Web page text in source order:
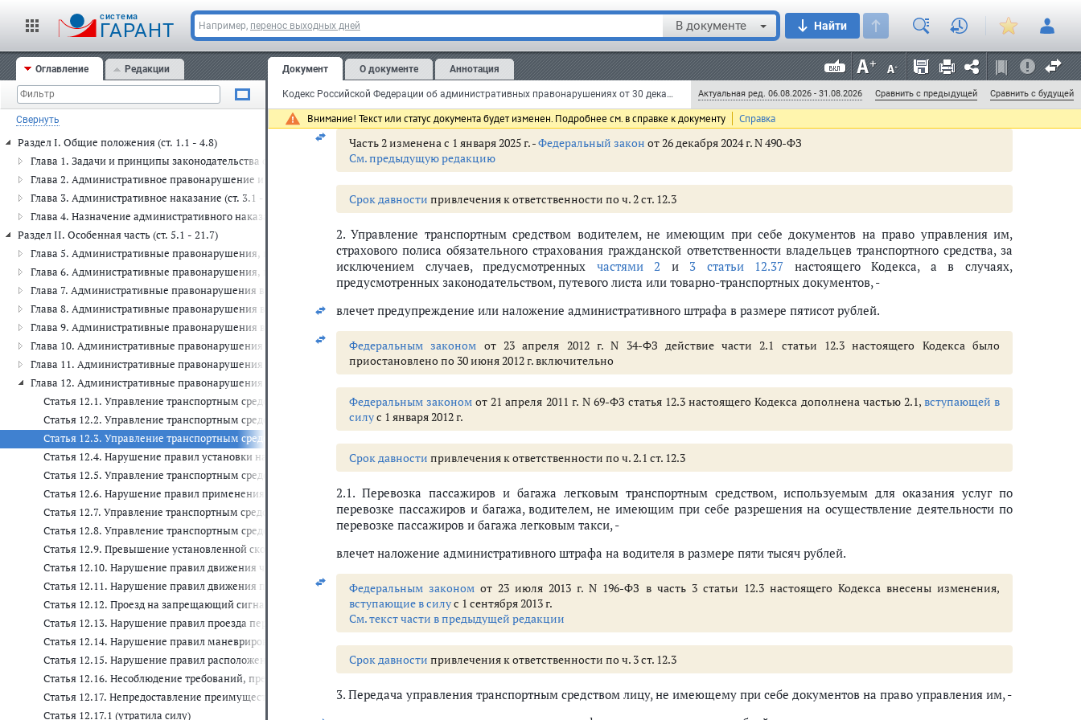
cистема
ГАРАНТ Например, перенос выходных дней В документе Найти
Оглавление Редакции
Свернуть
Раздел I. Общие положения (ст. 1.1 - 4.8)
Глава 1. Задачи и принципы законодательства об административных правонарушениях (ст. 1.1 - 1.8)
Глава 2. Административное правонарушение и административная ответственность (ст. 2.1 - 2.10)
Глава 3. Административное наказание (ст. 3.1 - 3.14)
Глава 4. Назначение административного наказания (ст. 4.1 - 4.8)
Раздел II. Особенная часть (ст. 5.1 - 21.7)
Глава 5. Административные правонарушения, посягающие на права граждан (ст. 5.1 - 5.69)
Глава 6. Административные правонарушения, посягающие на здоровье, санитарно-эпидемиологическое благополучие населения и общественную нравственность (ст. 6.1 - 6.36)
Глава 7. Административные правонарушения в области охраны собственности (ст. 7.1 - 7.35)
Глава 8. Административные правонарушения в области охраны окружающей среды, природопользования и обращения с животными (ст. 8.1 - 8.55)
Глава 9. Административные правонарушения в промышленности, строительстве и энергетике (ст. 9.1 - 9.24)
Глава 10. Административные правонарушения в сельском хозяйстве, ветеринарии и мелиорации земель (ст. 10.1 - 10.14)
Глава 11. Административные правонарушения на транспорте (ст. 11.1 - 11.33)
Глава 12. Административные правонарушения в области дорожного движения (ст. 12.1 - 12.37)
Статья 12.1. Управление транспортным средством, не зарегистрированным в установленном порядке
Статья 12.2. Управление транспортным средством с нарушением правил установки на нем государственных регистрационных знаков
Статья 12.3. Управление транспортным средством водителем, не имеющим при себе документов, предусмотренных Правилами дорожного движения
Статья 12.4. Нарушение правил установки на транспортном средстве устройств для подачи специальных световых или звуковых сигналов либо незаконное нанесение специальных цветографических схем
Статья 12.5. Управление транспортным средством при наличии неисправностей или условий, при которых эксплуатация транспортных средств запрещена, или транспортным средством, на котором
Статья 12.6. Нарушение правил применения ремней безопасности или мотошлемов
Статья 12.7. Управление транспортным средством водителем, не имеющим права управления транспортным средством
Статья 12.8. Управление транспортным средством водителем, находящимся в состоянии опьянения, передача управления транспортным средством лицу, находящемуся в состоянии опьянения
Статья 12.9. Превышение установленной скорости движения
Статья 12.10. Нарушение правил движения через железнодорожные пути
Статья 12.11. Нарушение правил движения по автомагистрали
Статья 12.12. Проезд на запрещающий сигнал светофора или на запрещающий жест регулировщика
Статья 12.13. Нарушение правил проезда перекрестков
Статья 12.14. Нарушение правил маневрирования
Статья 12.15. Нарушение правил расположения транспортного средства на проезжей части дороги, встречного разъезда или обгона
Статья 12.16. Несоблюдение требований, предписанных дорожными знаками или разметкой проезжей части дороги
Статья 12.17. Непредоставление преимущества в движении маршрутному транспортному средству или транспортному средству с включенными специальными световыми и звуковыми сигналами
Статья 12.17.1 (утратила силу)
Документ О документе Аннотация
Кодекс Российской Федерации об административных правонарушениях от 30 декабря 2001 г. N 195-ФЗ (КоАП РФ) (с изменениями и дополнениями) Актуальная ред. 06.08.2026 - 31.08.2026 Сравнить с предыдущей Сравнить с будущей
Внимание! Текст или статус документа будет изменен. Подробнее см. в справке к документу Справка
Таможенного союза, с отметками таможенных органов, подтверждающими временный ввоз транспортного средства, -
влечет предупреждение или наложение административного штрафа в размере пятисот рублей.
За совершение данного правонарушения в соответствии состатьей 27.13настоящего Кодекса применяется задержание
транспортного средства, помещение на специализированную стоянку, а лицо, управляющее транспортным средством, в
соответствии со статьей 27.12настоящего Кодекса подлежит отстранению от управления
Часть 2 изменена с 1 января 2025 г. -Федеральный закон от 26 декабря 2024 г. N 490-ФЗ
См. предыдущую редакцию
Cрок давности привлечения к ответственности по ч. 2 ст. 12.3
2. Управление транспортным средством водителем, не имеющим при себе документов на право управления им,
страхового полиса обязательного страхования гражданской ответственности владельцев транспортного средства, за
исключением случаев, предусмотренных частями 2 и 3 статьи 12.37 настоящего Кодекса, а в случаях,
предусмотренных законодательством, путевого листа или товарно-транспортных документов, -
влечет предупреждение или наложение административного штрафа в размере пятисот рублей.
Федеральным законом от 23 апреля 2012 г. N 34-ФЗ действие части 2.1 статьи 12.3 настоящего Кодекса было
приостановлено по 30 июня 2012 г. включительно
Федеральным законом от 21 апреля 2011 г. N 69-ФЗ статья 12.3 настоящего Кодекса дополнена частью 2.1, вступающей в
силус 1 января 2012 г.
Cрок давности привлечения к ответственности по ч. 2.1 ст. 12.3
2.1. Перевозка пассажиров и багажа легковым транспортным средством, используемым для оказания услуг по
перевозке пассажиров и багажа, водителем, не имеющим при себе разрешения на осуществление деятельности по
перевозке пассажиров и багажа легковым такси, -
влечет наложение административного штрафа на водителя в размере пяти тысяч рублей.
Федеральным законом от 23 июля 2013 г. N 196-ФЗ в часть 3 статьи 12.3 настоящего Кодекса внесены изменения,
вступающие в силус 1 сентября 2013 г.
См. текст части в предыдущей редакции
Cрок давности привлечения к ответственности по ч. 3 ст. 12.3
3. Передача управления транспортным средством лицу, не имеющему при себе документов на право управления им, -